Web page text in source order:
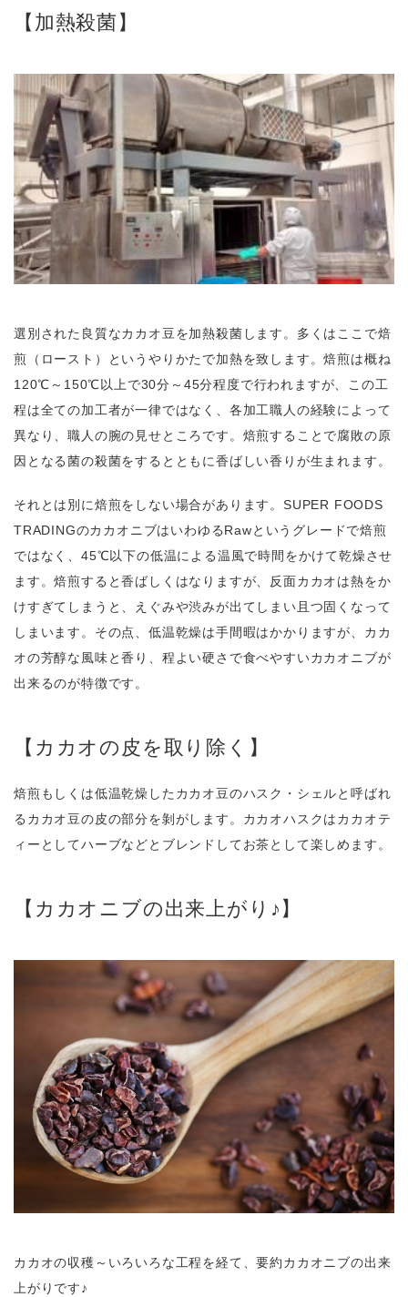
【加熱殺菌】
選別された良質なカカオ豆を加熱殺菌します。多くはここで焙
煎（ロースト）というやりかたで加熱を致します。焙煎は概ね
120℃～150℃以上で30分～45分程度で行われますが、この工
程は全ての加工者が一律ではなく、各加工職人の経験によって
異なり、職人の腕の見せところです。焙煎することで腐敗の原
因となる菌の殺菌をするとともに香ばしい香りが生まれます。
それとは別に焙煎をしない場合があります。SUPER FOODS
TRADINGのカカオニブはいわゆるRawというグレードで焙煎
ではなく、45℃以下の低温による温風で時間をかけて乾燥させ
ます。焙煎すると香ばしくはなりますが、反面カカオは熱をか
けすぎてしまうと、えぐみや渋みが出てしまい且つ固くなって
しまいます。その点、低温乾燥は手間暇はかかりますが、カカ
オの芳醇な風味と香り、程よい硬さで食べやすいカカオニブが
出来るのが特徴です。
【カカオの皮を取り除く】
焙煎もしくは低温乾燥したカカオ豆のハスク・シェルと呼ばれ
るカカオ豆の皮の部分を剝がします。カカオハスクはカカオテ
ィーとしてハーブなどとブレンドしてお茶として楽しめます。
【カカオニブの出来上がり♪】
カカオの収穫～いろいろな工程を経て、要約カカオニブの出来
上がりです♪